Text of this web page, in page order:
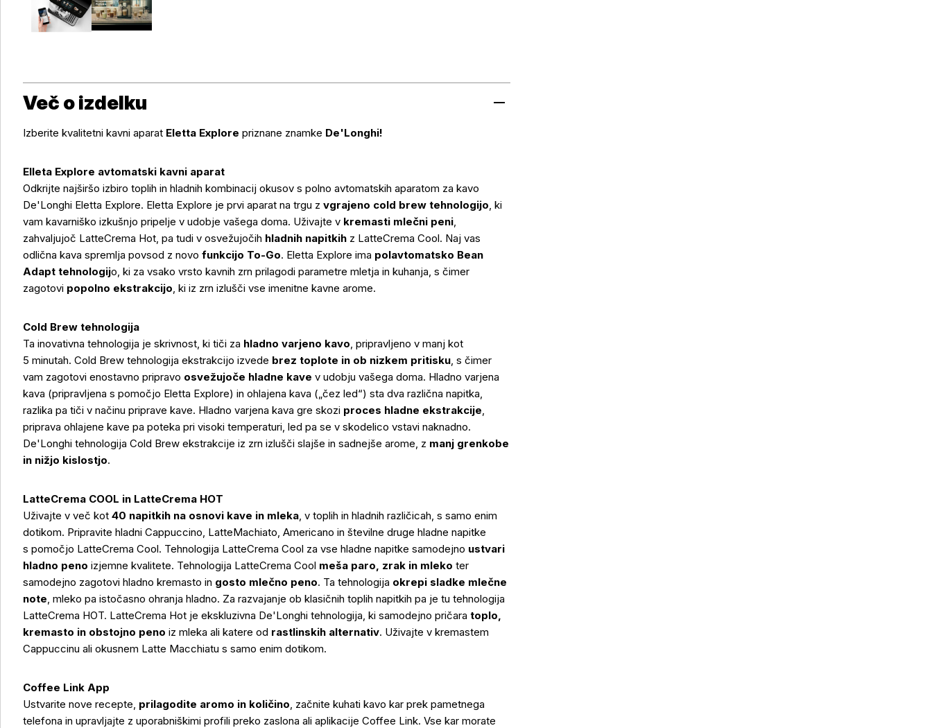
Več o izdelku
Več o izdelku
Izberite kvalitetni kavni aparat Eletta Explore priznane znamke De'Longhi!
Elleta Explore avtomatski kavni aparat
Odkrijte najširšo izbiro toplih in hladnih kombinacij okusov s polno avtomatskih aparatom za kavo
De'Longhi Eletta Explore. Eletta Explore je prvi aparat na trgu z vgrajeno cold brew tehnologijo, ki
vam kavarniško izkušnjo pripelje v udobje vašega doma. Uživajte v kremasti mlečni peni,
zahvaljujoč LatteCrema Hot, pa tudi v osvežujočih hladnih napitkih z LatteCrema Cool. Naj vas
odlična kava spremlja povsod z novo funkcijo To-Go. Eletta Explore ima polavtomatsko Bean
Adapt tehnologijo, ki za vsako vrsto kavnih zrn prilagodi parametre mletja in kuhanja, s čimer
zagotovi popolno ekstrakcijo, ki iz zrn izlušči vse imenitne kavne arome.
Cold Brew tehnologija
Ta inovativna tehnologija je skrivnost, ki tiči za hladno varjeno kavo, pripravljeno v manj kot
5 minutah. Cold Brew tehnologija ekstrakcijo izvede brez toplote in ob nizkem pritisku, s čimer
vam zagotovi enostavno pripravo osvežujoče hladne kave v udobju vašega doma. Hladno varjena
kava (pripravljena s pomočjo Eletta Explore) in ohlajena kava („čez led“) sta dva različna napitka,
razlika pa tiči v načinu priprave kave. Hladno varjena kava gre skozi proces hladne ekstrakcije,
priprava ohlajene kave pa poteka pri visoki temperaturi, led pa se v skodelico vstavi naknadno.
De'Longhi tehnologija Cold Brew ekstrakcije iz zrn izlušči slajše in sadnejše arome, z manj grenkobe
in nižjo kislostjo.
LatteCrema COOL in LatteCrema HOT
Uživajte v več kot 40 napitkih na osnovi kave in mleka, v toplih in hladnih različicah, s samo enim
dotikom. Pripravite hladni Cappuccino, LatteMachiato, Americano in številne druge hladne napitke
s pomočjo LatteCrema Cool. Tehnologija LatteCrema Cool za vse hladne napitke samodejno ustvari
hladno peno izjemne kvalitete. Tehnologija LatteCrema Cool meša paro, zrak in mleko ter
samodejno zagotovi hladno kremasto in gosto mlečno peno. Ta tehnologija okrepi sladke mlečne
note, mleko pa istočasno ohranja hladno. Za razvajanje ob klasičnih toplih napitkih pa je tu tehnologija
LatteCrema HOT. LatteCrema Hot je ekskluzivna De'Longhi tehnologija, ki samodejno pričara toplo,
kremasto in obstojno peno iz mleka ali katere od rastlinskih alternativ. Uživajte v kremastem
Cappuccinu ali okusnem Latte Macchiatu s samo enim dotikom.
Coffee Link App
Ustvarite nove recepte, prilagodite aromo in količino, začnite kuhati kavo kar prek pametnega
telefona in upravljajte z uporabniškimi profili preko zaslona ali aplikacije Coffee Link. Vse kar morate